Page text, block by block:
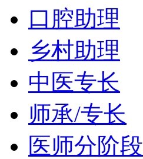
口腔助理
乡村助理
中医专长
师承/专长
医师分阶段